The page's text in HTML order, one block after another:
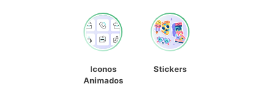
Iconos
Animados
Stickers